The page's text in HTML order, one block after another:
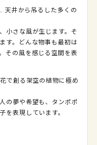
井から吊るした多くの
小さな風が生じます。そ
す。どんな物事も最初は
その風を感じる空間を表
創る架空の植物に極め
の夢や希望も、タンポポ
を表現しています。